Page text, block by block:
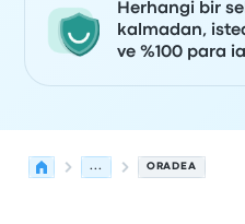
Herhangi bir
kalmadan,
ve %100 para
... ORADEA